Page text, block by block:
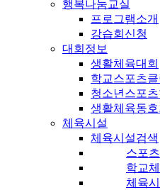
행복나눔교실
프로그램소개
강습회신청
대회정보
생활체육대회
학교스포츠클
청소년스포
생활체육동
체육시설
체육시설검색
스포
학교
체육